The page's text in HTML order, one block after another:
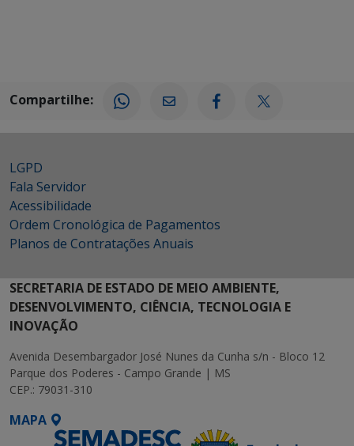
Compartilhe:
LGPD
Fala Servidor
Acessibilidade
Ordem Cronológica de Pagamentos
Planos de Contratações Anuais
SECRETARIA DE ESTADO DE MEIO AMBIENTE,
DESENVOLVIMENTO, CIÊNCIA, TECNOLOGIA E
INOVAÇÃO
Avenida Desembargador José Nunes da Cunha s/n - Bloco 12
Parque dos Poderes - Campo Grande | MS
CEP.: 79031-310
MAPA